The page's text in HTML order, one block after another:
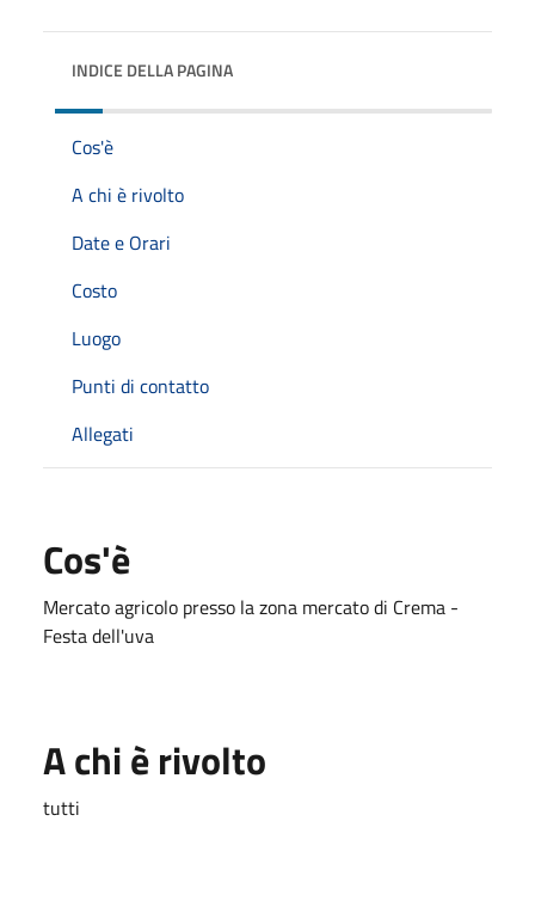
INDICE DELLA PAGINA
Cos'è
A chi è rivolto
Date e Orari
Costo
Luogo
Punti di contatto
Allegati
Cos'è
Mercato agricolo presso la zona mercato di Crema -
Festa dell'uva
A chi è rivolto
tutti